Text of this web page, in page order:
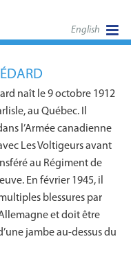
English
naît le 9 octobre 1912
au Québec. Il
l’Armée canadienne
Les Voltigeurs avant
au Régiment de
En février 1945, il
blessures par
et doit être
jambe au-dessus du